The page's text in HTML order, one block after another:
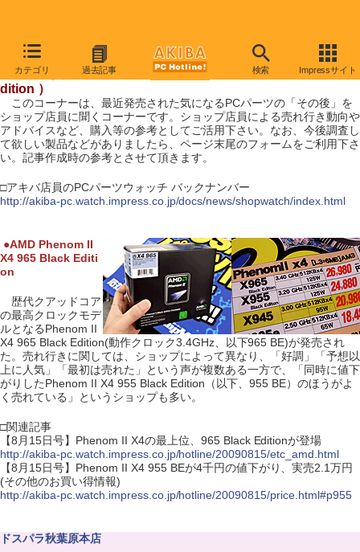
カテゴリ 過去記事 検索 Impressサイト
【 2009年8月29日号 】
アキバ店員のPCパーツウォッチ（ Phenom II X4 965 Black E
dition ）
このコーナーは、最近発売された気になるPCパーツの「その後」を
ショップ店員に聞くコーナーです。ショップ店員による売れ行き動向や
アドバイスなど、購入等の参考としてご活用下さい。なお、今後調査し
て欲しい製品などがありましたら、ページ末尾のフォームをご利用下さ
い。記事作成時の参考とさせて頂きます。
□アキバ店員のPCパーツウォッチ バックナンバー
http://akiba-pc.watch.impress.co.jp/docs/news/shopwatch/index.html
●AMD Phenom II
X4 965 Black Editi
on
歴代クアッドコア
の最高クロックモデ
ルとなるPhenom II
X4 965 Black Edition(動作クロック3.4GHz、以下965 BE)が発売され
た。売れ行きに関しては、ショップによって異なり、「好調」「予想以
上に人気」「最初は売れた」という声が複数ある一方で、「同時に値下
がりしたPhenom II X4 955 Black Edition（以下、955 BE）のほうがよ
く売れている」というショップも多い。
□関連記事
【8月15日号】Phenom II X4の最上位、965 Black Editionが登場
http://akiba-pc.watch.impress.co.jp/hotline/20090815/etc_amd.html
【8月15日号】Phenom II X4 955 BEが4千円の値下がり、実売2.1万円
(その他のお買い得情報)
http://akiba-pc.watch.impress.co.jp/hotline/20090815/price.html#p955
ドスパラ秋葉原本店